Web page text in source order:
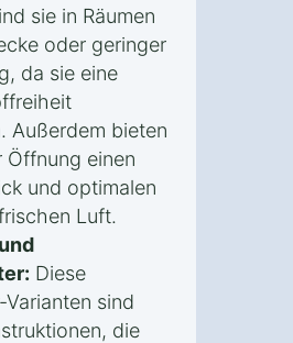
sie in Räumen
oder geringer
da sie eine
Außerdem bieten
Öffnung einen
und optimalen
Luft.
Diese
sind
die